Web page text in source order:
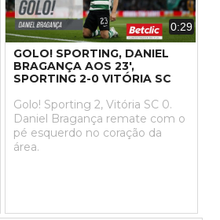
0:29
GOLO! SPORTING, DANIEL
BRAGANÇA AOS 23',
SPORTING 2-0 VITÓRIA SC
Golo! Sporting 2, Vitória SC 0.
Daniel Bragança remate com o
pé esquerdo no coração da
área.